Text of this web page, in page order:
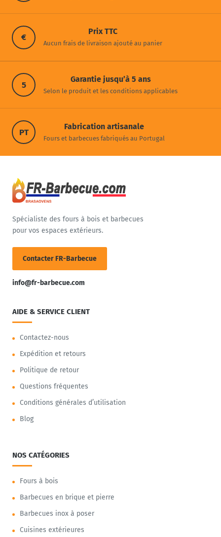
€
Prix TTC
Aucun frais de livraison ajouté au panier
5
Garantie jusqu’à 5 ans
Selon le produit et les conditions applicables
PT
Fabrication artisanale
Fours et barbecues fabriqués au Portugal
Spécialiste des fours à bois et barbecues
pour vos espaces extérieurs.
Contacter FR-Barbecue
info@fr-barbecue.com
AIDE & SERVICE CLIENT
Contactez-nous
Expédition et retours
Politique de retour
Questions fréquentes
Conditions générales d’utilisation
Blog
NOS CATÉGORIES
Fours à bois
Barbecues en brique et pierre
Barbecues inox à poser
Cuisines extérieures